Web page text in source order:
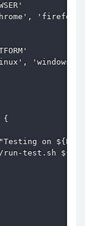
'windows',
{
on
test.sh